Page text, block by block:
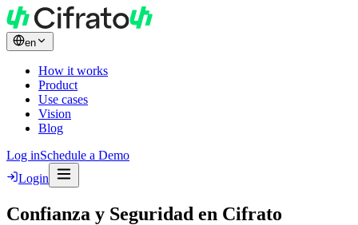
en
How it works
Product
Use cases
Vision
Blog
Log inSchedule a Demo
Login
Confianza y Seguridad en Cifrato